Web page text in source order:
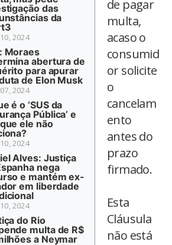
das
da
2024
Moraes
abertura de
para apurar
de Elon Musk
2024
é o ‘SUS da
Pública’ e
ele não
2024
Alves: Justiça
nega
e mantém ex-
em liberdade
2024
do Rio
multa de R$
a Neymar
de pagar
multa,
acaso o
consumid
or solicite
o
cancelam
ento
antes do
prazo
firmado.
Esta
Cláusula
não está